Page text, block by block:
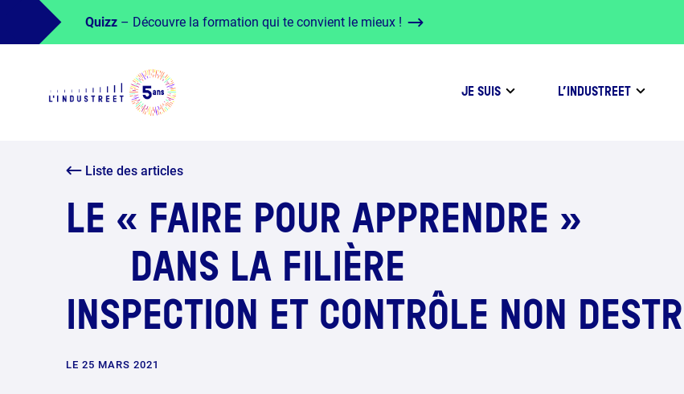
Quizz – Découvre la formation qui te convient le mieux !
JE SUIS L’INDUSTREET
Liste des articles
LE « FAIRE POUR APPRENDRE »
DANS LA FILIÈRE
INSPECTION ET CONTRÔLE NON
LE 25 MARS 2021